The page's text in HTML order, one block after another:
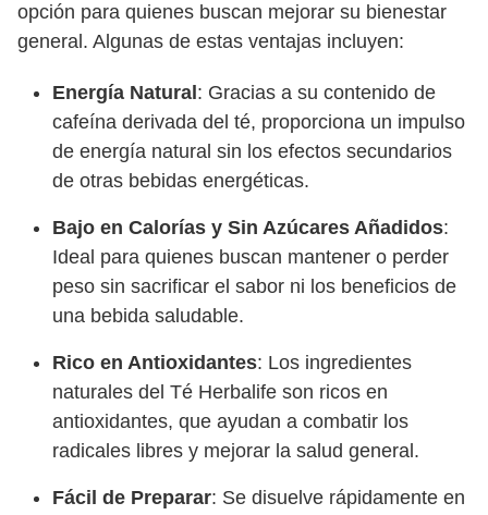
opción para quienes buscan mejorar su bienestar
general. Algunas de estas ventajas incluyen:
Energía Natural : Gracias a su contenido de
cafeína derivada del té, proporciona un impulso
de energía natural sin los efectos secundarios
de otras bebidas energéticas.
Bajo en Calorías y Sin Azúcares Añadidos:
Ideal para quienes buscan mantener o perder
peso sin sacrificar el sabor ni los beneficios de
una bebida saludable.
Rico en Antioxidantes: Los ingredientes
naturales del Té Herbalife son ricos en
antioxidantes, que ayudan a combatir los
radicales libres y mejorar la salud general.
Fácil de Preparar: Se disuelve rápidamente en